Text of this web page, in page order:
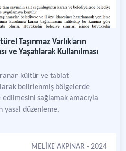
Taşınmaz Varlıkların
ve Yaşatılarak Kullanılması
kültür ve tabiat
belirlenmiş bölgelerde
sağlamak amacıyla
yasal düzenleme.
MELİKE AKPINAR - 2024